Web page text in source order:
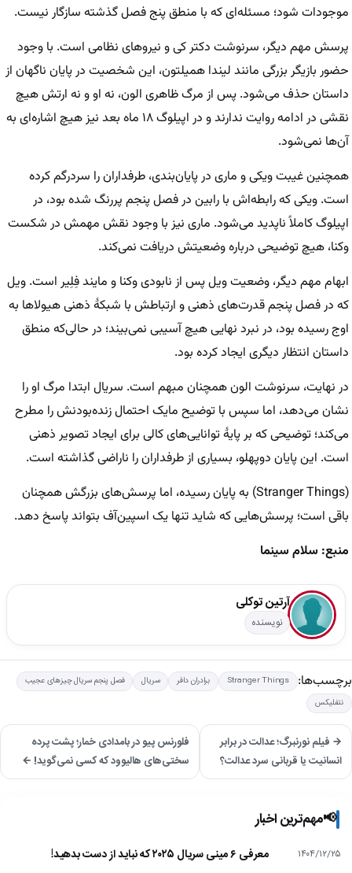
موجودات شود؛ مسئله‌ای که با منطق پنج فصل گذشته سازگار نیست.
پرسش مهم دیگر، سرنوشت دکتر کی و نیروهای نظامی است. با وجود
حضور بازیگر بزرگی مانند لیندا همیلتون، این شخصیت در پایان ناگهان از
داستان حذف می‌شود. پس از مرگ ظاهری الون، نه او و نه ارتش هیچ
نقشی در ادامه روایت ندارند و در اپیلوگ ۱۸ ماه بعد نیز هیچ اشاره‌ای به
آن‌ها نمی‌شود.
همچنین غیبت ویکی و ماری در پایان‌بندی، طرفداران را سردرگم کرده
است. ویکی که رابطه‌اش با رابین در فصل پنجم پررنگ شده بود، در
اپیلوگ کاملاً ناپدید می‌شود. ماری نیز با وجود نقش مهمش در شکست
وکنا، هیچ توضیحی درباره وضعیتش دریافت نمی‌کند.
ابهام مهم دیگر، وضعیت ویل پس از نابودی وکنا و مایند فِلِیر است. ویل
که در فصل پنجم قدرت‌های ذهنی و ارتباطش با شبکهٔ ذهنی هیولاها به
اوج رسیده بود، در نبرد نهایی هیچ آسیبی نمی‌بیند؛ در حالی‌که منطق
داستان انتظار دیگری ایجاد کرده بود.
در نهایت، سرنوشت الون همچنان مبهم است. سریال ابتدا مرگ او را
نشان می‌دهد، اما سپس با توضیح مایک احتمال زنده‌بودنش را مطرح
می‌کند؛ توضیحی که بر پایهٔ توانایی‌های کالی برای ایجاد تصویر ذهنی
است. این پایان دوپهلو، بسیاری از طرفداران را ناراضی گذاشته است.
(Stranger Things) به پایان رسیده، اما پرسش‌های بزرگش همچنان
باقی است؛ پرسش‌هایی که شاید تنها یک اسپین‌آف بتواند پاسخ دهد.
منبع: سلام سینما
آرتین توکلی
نویسنده
برچسب‌ها: Stranger Things برادران دافر سریال
فصل پنجم سریال چیزهای عجیب
نتفلیکس
→ فیلم نورنبرگ؛ عدالت در برابر
انسانیت یا قربانی سرد عدالت؟
فلورنس پیو در بامدادی خمار؛ پشت پرده
سختی‌های هالیوود که کسی نمی‌گوید! ←
📢مهم‌ترین اخبار
۱۴۰۴/۱۲/۲۵ معرفی ۶ مینی سریال ۲۰۲۵ که نباید از دست بدهید!